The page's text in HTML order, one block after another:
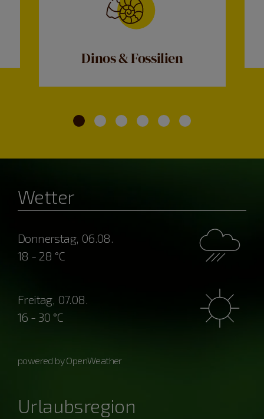
Dinos & Fossilien
Wetter
Donnerstag, 06.08.
18 - 28 °C
Freitag, 07.08.
16 - 30 °C
powered by OpenWeather
Urlaubsregion